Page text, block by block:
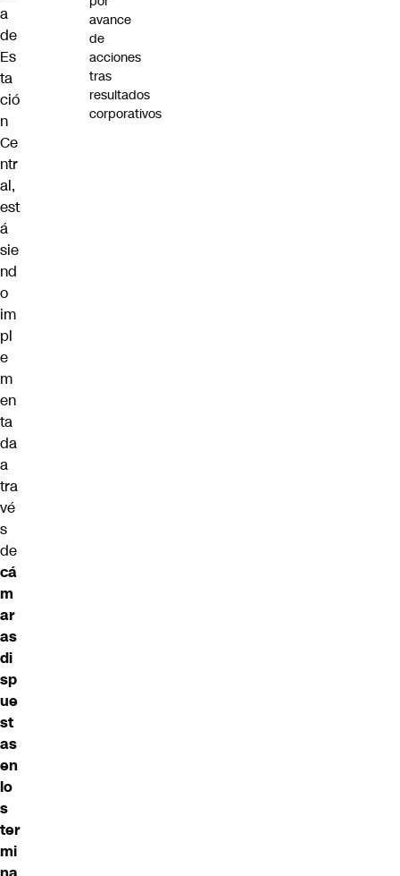
a
de
Es
ta
ció
n
Ce
ntr
al,
est
á
sie
nd
o
im
pl
e
m
en
ta
da
a
tra
vé
s
de
cá
m
ar
as
di
sp
ue
st
as
en
lo
s
ter
mi
avance
de
acciones
tras
resultados
corporativos